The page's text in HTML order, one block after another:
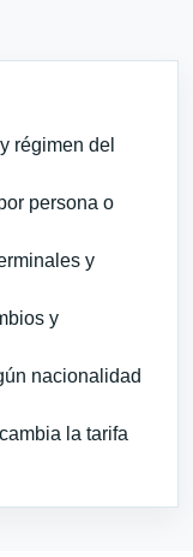
régimen del
persona o
y
y
nacionalidad
la tarifa